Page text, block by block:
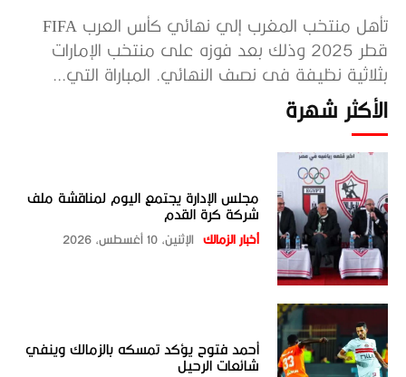
تأهل منتخب المغرب إلي نهائي كأس العرب FIFA
قطر 2025 وذلك بعد فوزه على منتخب الإمارات
بثلاثية نظيفة فى نصف النهائي. المباراة التي...
الأكثر شهرة
مجلس الإدارة يجتمع اليوم لمناقشة ملف
شركة كرة القدم
أخبار الزمالك الإثنين، 10 أغسطس، 2026
أحمد فتوح يؤكد تمسكه بالزمالك وينفي
شائعات الرحيل